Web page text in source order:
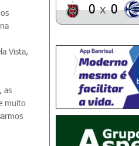
Vista,
as
muito
0 x 0